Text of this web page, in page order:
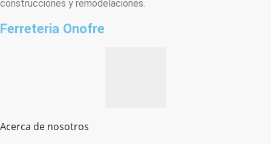
construcciones y remodelaciones.
Ferreteria Onofre
Acerca de nosotros